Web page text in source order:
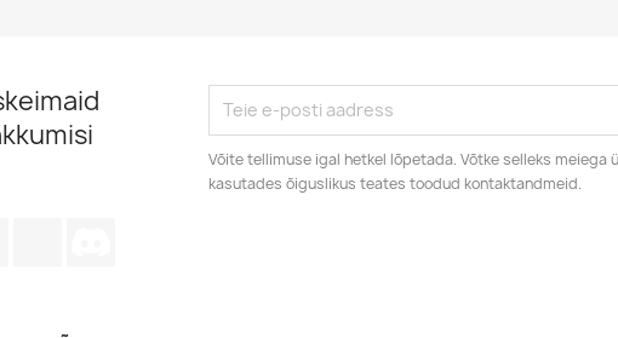
Võite tellimuse igal hetkel lõpetada. Võtke selleks meiega
kasutades õiguslikus teates toodud kontaktandmeid.